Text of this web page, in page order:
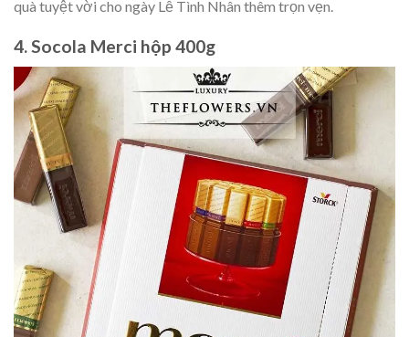
quà tuyệt vời cho ngày Lễ Tình Nhân thêm trọn vẹn.
4. Socola Merci hộp 400g